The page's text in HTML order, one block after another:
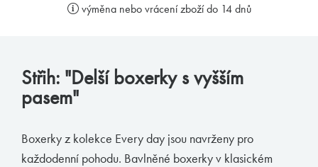
výměna nebo vrácení zboží do 14 dnů
Střih: "Delší boxerky s vyšším
pasem"
Boxerky z kolekce Every day jsou navrženy pro
každodenní pohodu. Bavlněné boxerky v klasickém
Ralph Lauren
Ermenegildo Zegna
Calvin Klein